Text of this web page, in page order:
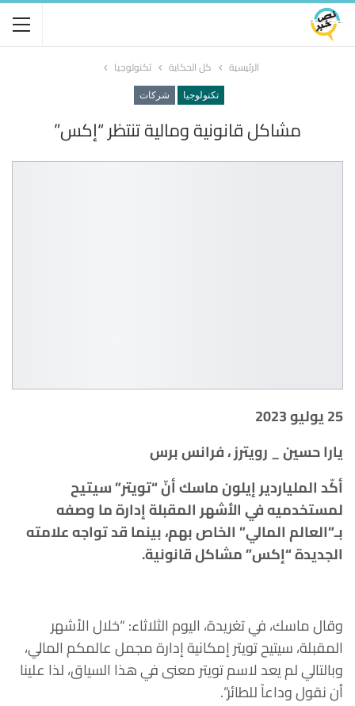
الرئيسية كل الحكاية تكنولوجيا
تكنولوجيا شركات
مشاكل قانونية ومالية تنتظر “إكس”
25 يوليو 2023
يارا حسين _ رويترز ، فرانس برس
أكّد الملياردير إيلون ماسك أنّ “تويتر” سيتيح
لمستخدميه في الأشهر المقبلة إدارة ما وصفه
بـ”العالم المالي” الخاص بهم، بينما قد تواجه علامته
الجديدة “إكس” مشاكل قانونية.
وقال ماسك، في تغريدة، اليوم الثلاثاء: “خلال الأشهر
المقبلة، سيتيح تويتر إمكانية إدارة مجمل عالمكم المالي،
وبالتالي لم يعد لاسم تويتر معنى في هذا السياق، لذا علينا
أن نقول وداعاً للطائر”.